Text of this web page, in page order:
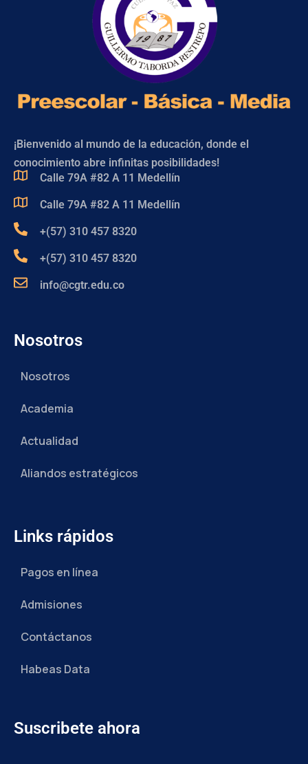
¡Bienvenido al mundo de la educación, donde el
conocimiento abre infinitas posibilidades!
Calle 79A #82 A 11 Medellín
Calle 79A #82 A 11 Medellín
+(57) 310 457 8320
+(57) 310 457 8320
info@cgtr.edu.co
Nosotros
Nosotros
Academia
Actualidad
Aliandos estratégicos
Links rápidos
Pagos en línea
Admisiones
Contáctanos
Habeas Data
Suscribete ahora